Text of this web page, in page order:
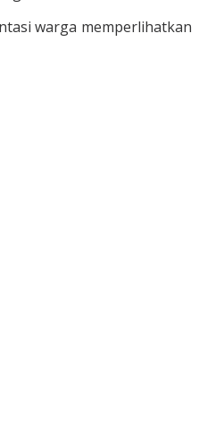
warga memperlihatkan